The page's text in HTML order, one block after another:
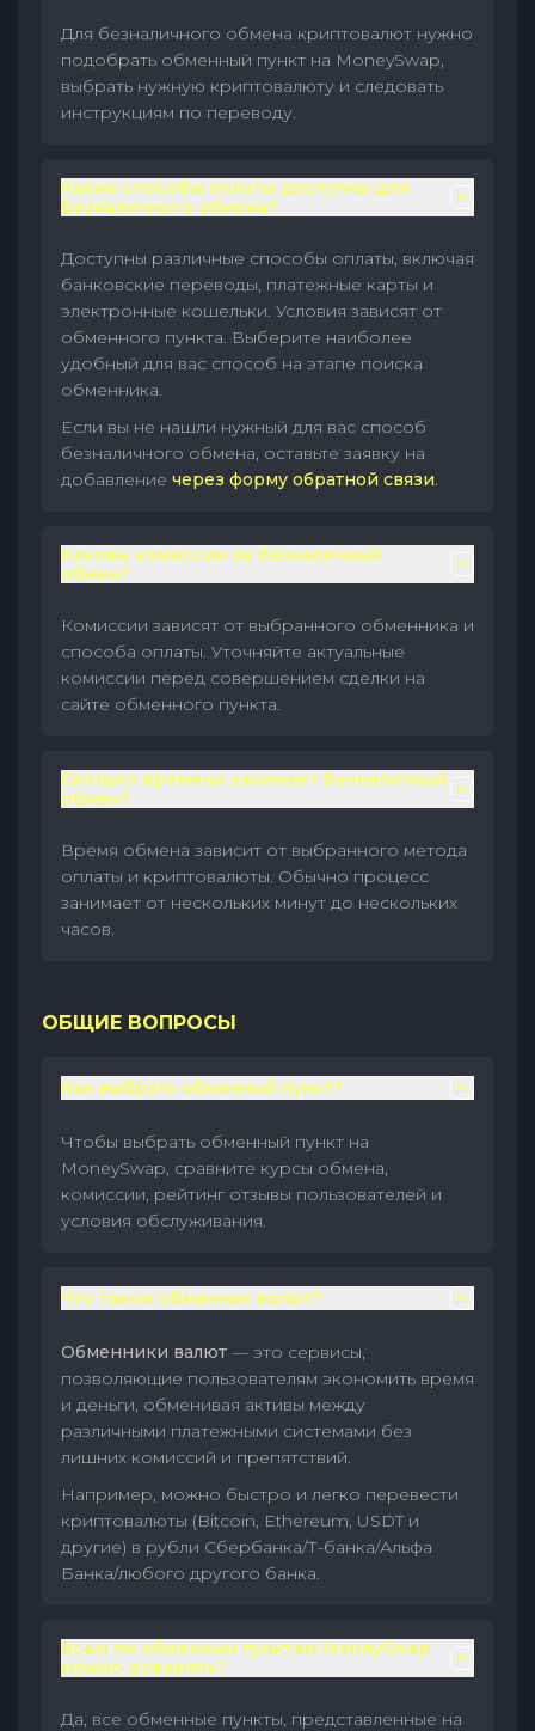
Для безналичного обмена криптовалют нужно
подобрать обменный пункт на MoneySwap,
выбрать нужную криптовалюту и следовать
инструкциям по переводу.
Какие способы оплаты доступны для
безналичного обмена?
Доступны различные способы оплаты, включая
банковские переводы, платежные карты и
электронные кошельки. Условия зависят от
обменного пункта. Выберите наиболее
удобный для вас способ на этапе поиска
обменника.
Если вы не нашли нужный для вас способ
безналичного обмена, оставьте заявку на
добавление через форму обратной связи.
Каковы комиссии за безналичный
обмен?
Комиссии зависят от выбранного обменника и
способа оплаты. Уточняйте актуальные
комиссии перед совершением сделки на
сайте обменного пункта.
Сколько времени занимает безналичный
обмен?
Время обмена зависит от выбранного метода
оплаты и криптовалюты. Обычно процесс
занимает от нескольких минут до нескольких
часов.
ОБЩИЕ ВОПРОСЫ
Как выбрать обменный пункт?
Чтобы выбрать обменный пункт на
MoneySwap, сравните курсы обмена,
комиссии, рейтинг отзывы пользователей и
условия обслуживания.
Что такое обменник валют?
Обменники валют — это сервисы,
позволяющие пользователям экономить время
и деньги, обменивая активы между
различными платежными системами без
лишних комиссий и препятствий.
Например, можно быстро и легко перевести
криптовалюты (Bitcoin, Ethereum, USDT и
другие) в рубли Сбербанка/Т-банка/Альфа
Банка/любого другого банка.
Всем ли обменным пунктам MoneySwap
можно доверять?
Да, все обменные пункты, представленные на